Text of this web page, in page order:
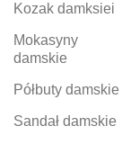
Kozak damksiei
Mokasyny
damskie
Półbuty damskie
Sandał damskie